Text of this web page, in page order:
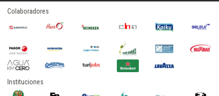
Colaboradores
Instituciones